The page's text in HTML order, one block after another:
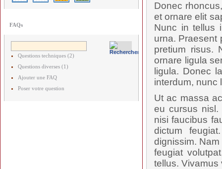
FAQs
Questions techniques (2)
Questions diverses (1)
Ajouter une FAQ
Poser votre question
Donec
et ornare elit
Nunc in tellus
urna. Praesent
pretium risus.
ornare ligula
ligula. Donec
interdum, nunc
Ut ac massa
eu cursus nisl.
nisi faucibus
dictum
dignissim.
feugiat
tellus. Vivamus